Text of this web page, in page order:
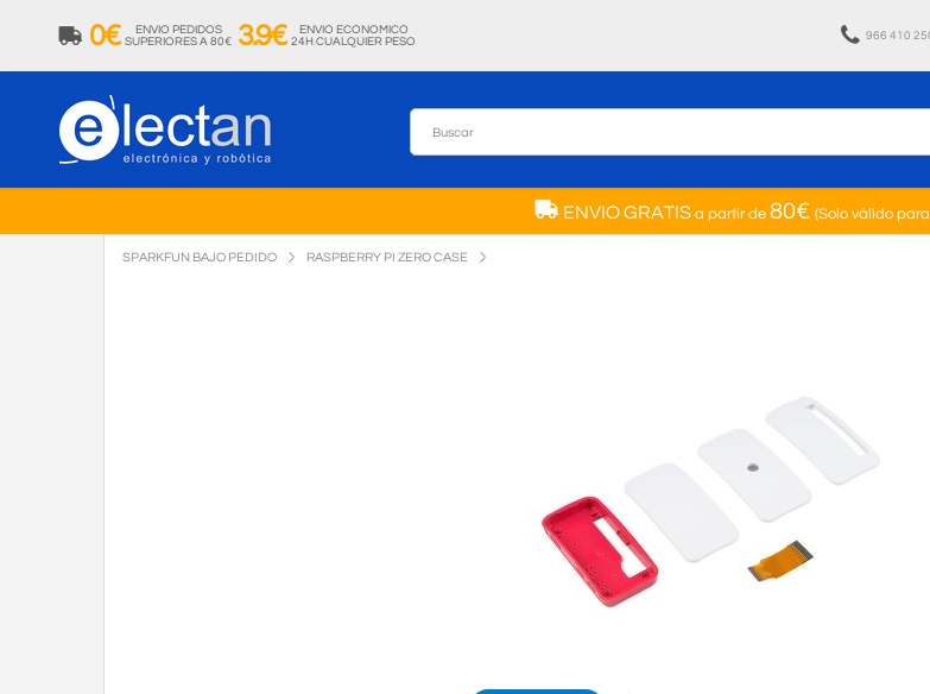
0€
ENVIO PEDIDOS
SUPERIORES A 80€ 3.9€
ENVIO ECONOMICO
24H CUALQUIER PESO
966 410
ENVIO GRATISa partir de 80€ (Solo válido
SPARKFUN BAJO PEDIDO RASPBERRY PI ZERO CASE